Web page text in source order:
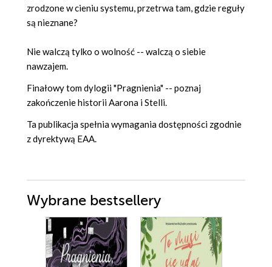
zrodzone w cieniu systemu, przetrwa tam, gdzie reguły
są nieznane?
Nie walczą tylko o wolność -- walczą o siebie
nawzajem.
Finałowy tom dylogii "Pragnienia" -- poznaj
zakończenie historii Aarona i Stelli.
Ta publikacja spełnia wymagania dostępności zgodnie
z dyrektywą EAA.
Wybrane bestsellery